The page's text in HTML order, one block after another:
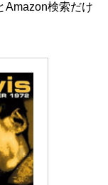
Amazon検索だけ